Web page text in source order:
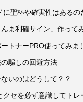
に聖杯や確実性はあるの
ま利確サイン」作って
トナーPRO使ってみま
騙しの回避方法
いのはどうして？？
クセを必ず意識してトレ